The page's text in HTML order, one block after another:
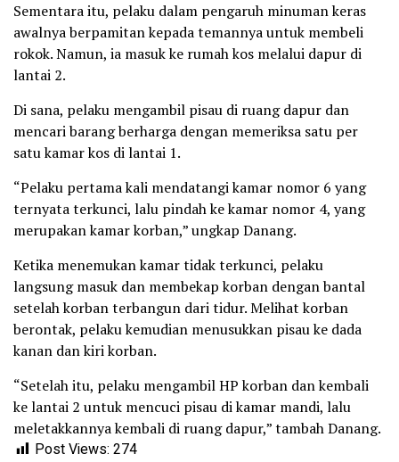
Sementara itu, pelaku dalam pengaruh minuman keras
awalnya berpamitan kepada temannya untuk membeli
rokok. Namun, ia masuk ke rumah kos melalui dapur di
lantai 2.
Di sana, pelaku mengambil pisau di ruang dapur dan
mencari barang berharga dengan memeriksa satu per
satu kamar kos di lantai 1.
“Pelaku pertama kali mendatangi kamar nomor 6 yang
ternyata terkunci, lalu pindah ke kamar nomor 4, yang
merupakan kamar korban,” ungkap Danang.
Ketika menemukan kamar tidak terkunci, pelaku
langsung masuk dan membekap korban dengan bantal
setelah korban terbangun dari tidur. Melihat korban
berontak, pelaku kemudian menusukkan pisau ke dada
kanan dan kiri korban.
“Setelah itu, pelaku mengambil HP korban dan kembali
ke lantai 2 untuk mencuci pisau di kamar mandi, lalu
meletakkannya kembali di ruang dapur,” tambah Danang.
Post Views: 274